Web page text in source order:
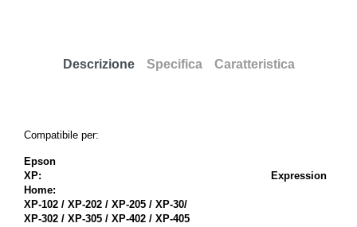
Descrizione Specifica Caratteristica
Compatibile per:
Epson
XP:
Expression
Home:
XP-102 / XP-202 / XP-205 / XP-30/
XP-302 / XP-305 / XP-402 / XP-405